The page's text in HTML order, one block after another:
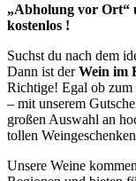
„Abholung vor Ort“
kostenlos !
Suchst du nach dem
Dann ist derWein im
Richtige! Egal ob zum
– mit unserem
großen Auswahl an
tollen
Unsere Weine